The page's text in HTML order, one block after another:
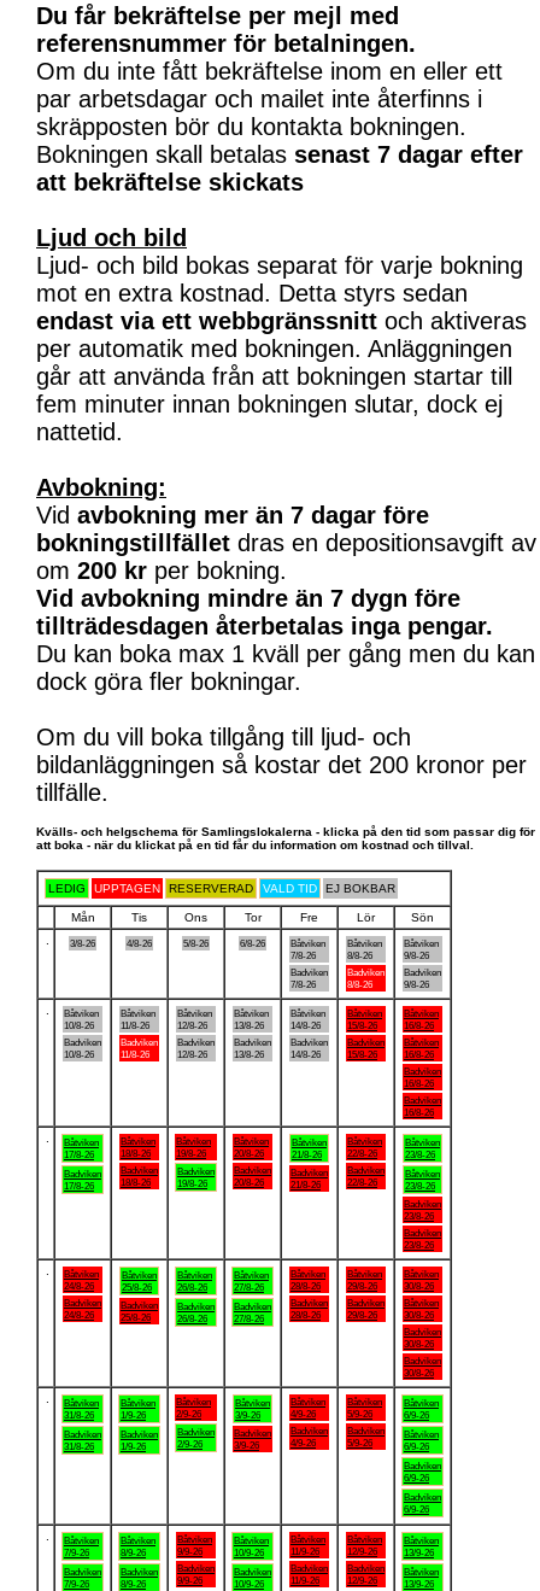
Du får bekräftelse per mejl med
referensnummer för betalningen.
Om du inte fått bekräftelse inom en eller ett
par arbetsdagar och mailet inte återfinns i
skräpposten bör du kontakta bokningen.
Bokningen skall betalas senast 7 dagar efter
att bekräftelse skickats
Ljud och bild
Ljud- och bild bokas separat för varje bokning
mot en extra kostnad. Detta styrs sedan
endast via ett webbgränssnitt och aktiveras
per automatik med bokningen. Anläggningen
går att använda från att bokningen startar till
fem minuter innan bokningen slutar, dock ej
nattetid.
Avbokning:
Vid avbokning mer än 7 dagar före
bokningstillfället dras en depositionsavgift av
om 200 kr per bokning.
Vid avbokning mindre än 7 dygn före
tillträdesdagen återbetalas inga pengar.
Du kan boka max 1 kväll per gång men du kan
dock göra fler bokningar.
Om du vill boka tillgång till ljud- och
bildanläggningen så kostar det 200 kronor per
tillfälle.
Kvälls- och helgschema för Samlingslokalerna - klicka på den tid som passar dig för
att boka - när du klickat på en tid får du information om kostnad och tillval.
LEDIG UPPTAGEN RESERVERAD VALD TID EJ BOKBAR
Mån Tis Ons Tor Fre Lör
Sön
3/8-26 4/8-26 5/8-26 6/8-26
Båtviken
7/8-26
Badviken
7/8-26
Båtviken
8/8-26
Badviken
8/8-26
Båtviken
9/8-26
Badviken
9/8-26
Båtviken
10/8-26
Badviken
10/8-26
Båtviken
11/8-26
Badviken
11/8-26
Båtviken
12/8-26
Badviken
12/8-26
Båtviken
13/8-26
Badviken
13/8-26
Båtviken
14/8-26
Badviken
14/8-26
Båtviken
15/8-26
Badviken
15/8-26
Båtviken
16/8-26
Båtviken
16/8-26
Badviken
16/8-26
Badviken
16/8-26
Båtviken
17/8-26
Badviken
17/8-26
Båtviken
18/8-26
Badviken
18/8-26
Båtviken
19/8-26
Badviken
19/8-26
Båtviken
20/8-26
Badviken
20/8-26
Båtviken
21/8-26
Badviken
21/8-26
Båtviken
22/8-26
Badviken
22/8-26
Båtviken
23/8-26
Båtviken
23/8-26
Badviken
23/8-26
Badviken
23/8-26
Båtviken
24/8-26
Badviken
24/8-26
Båtviken
25/8-26
Badviken
25/8-26
Båtviken
26/8-26
Badviken
26/8-26
Båtviken
27/8-26
Badviken
27/8-26
Båtviken
28/8-26
Badviken
28/8-26
Båtviken
29/8-26
Badviken
29/8-26
Båtviken
30/8-26
Båtviken
30/8-26
Badviken
30/8-26
Badviken
30/8-26
Båtviken
31/8-26
Badviken
31/8-26
Båtviken
1/9-26
Badviken
1/9-26
Båtviken
2/9-26
Badviken
2/9-26
Båtviken
3/9-26
Badviken
3/9-26
Båtviken
4/9-26
Badviken
4/9-26
Båtviken
5/9-26
Badviken
5/9-26
Båtviken
6/9-26
Båtviken
6/9-26
Badviken
6/9-26
Badviken
6/9-26
Båtviken
7/9-26
Badviken
7/9-26
Båtviken
8/9-26
Badviken
8/9-26
Båtviken
9/9-26
Badviken
9/9-26
Båtviken
10/9-26
Badviken
10/9-26
Båtviken
11/9-26
Badviken
11/9-26
Båtviken
12/9-26
Badviken
12/9-26
Båtviken
13/9-26
Båtviken
13/9-26